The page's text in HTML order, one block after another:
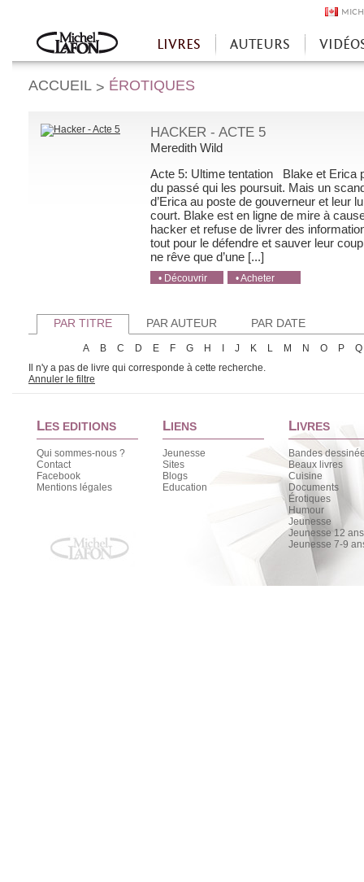
Accueil
LIVRES AUTEURS
ACCUEIL > ÉROTIQUES
HACKER - ACTE 5
Meredith Wild
Acte 5: Ultime tentation Blake et Erica
du passé qui les poursuit. Mais un
d’Erica au poste de gouverneur et leur
court. Blake est en ligne de mire à
hacker et refuse de livrer des
tout pour le défendre et sauver leur
ne rêve que d’une [...]
• Découvrir
• Acheter
PAR TITRE PAR AUTEUR PAR DATE
A B C D E F G H J K L M N O P
Q
Il n'y a pas de livre qui corresponde à cette recherche.
Annuler le filtre
LES EDITIONS
Qui sommes-nous ?
Contact
Facebook
Mentions légales
LIENS
Jeunesse
Sites
Blogs
Education
LIVRES
Bandes
Beaux livres
Cuisine
Documents
Érotiques
Humour
Jeunesse
Jeunesse 12
Jeunesse 7-9